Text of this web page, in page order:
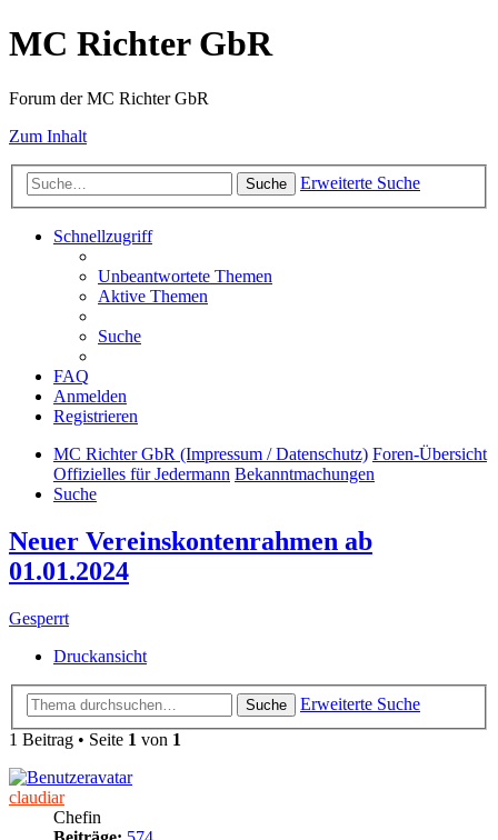
MC Richter GbR
Forum der MC Richter GbR
Zum Inhalt
Suche Erweiterte Suche
Schnellzugriff
Unbeantwortete Themen
Aktive Themen
Suche
FAQ
Anmelden
Registrieren
MC Richter GbR (Impressum / Datenschutz) Foren-Übersicht
Offizielles für Jedermann Bekanntmachungen
Suche
Neuer Vereinskontenrahmen ab
01.01.2024
Gesperrt
Druckansicht
Suche
Erweiterte Suche
1 Beitrag • Seite 1 von 1
claudiar
Chefin